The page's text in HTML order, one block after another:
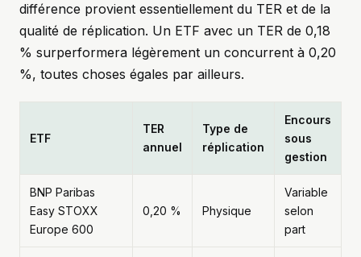
différence provient essentiellement du TER et de la
qualité de réplication. Un ETF avec un TER de 0,18
% surperformera légèrement un concurrent à 0,20
%, toutes choses égales par ailleurs.
ETF
TER
annuel
Type de
réplication
Encours
sous
gestion
BNP Paribas
Easy STOXX
Europe 600
0,20 % Physique
Variable
selon
part